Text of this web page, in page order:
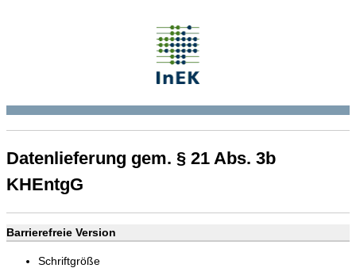
Datenlieferung gem. § 21 Abs. 3b
KHEntgG
Barrierefreie Version
Schriftgröße